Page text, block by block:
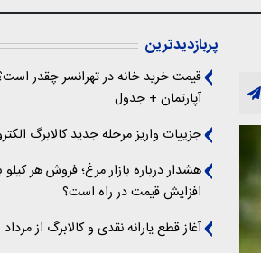
پربازدیدترین
قیمت خرید خانه در تهرانسر چقدر
آپارتمان + جدول
جزییات واریز مرحله جدید کالابرگ
افزایش قیمت در راه است؟
آغاز قطع یارانه نقدی و کالابرگ از مرداد ۱۴۰۵